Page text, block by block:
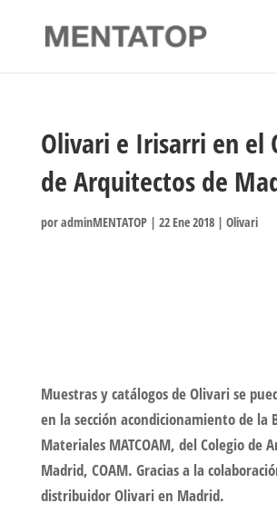
Olivari e Irisarri en el
de Arquitectos de
poradminMENTATOP| 22 Ene 2018| Olivari
Muestras y catálogos de Olivari se
en la sección acondicionamiento de la
Materiales MATCOAM, del Colegio de
Madrid, COAM. Gracias a la
distribuidor Olivari en Madrid.